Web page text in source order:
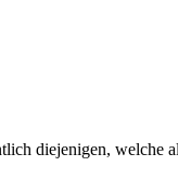
diejenigen, welche